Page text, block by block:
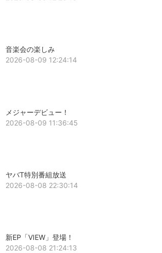
音楽会の楽しみ
2026-08-09 12:24:14
メジャーデビュー！
2026-08-09 11:36:45
ヤバT特別番組放送
2026-08-08 22:30:14
新EP「VIEW」登場！
2026-08-08 21:24:13